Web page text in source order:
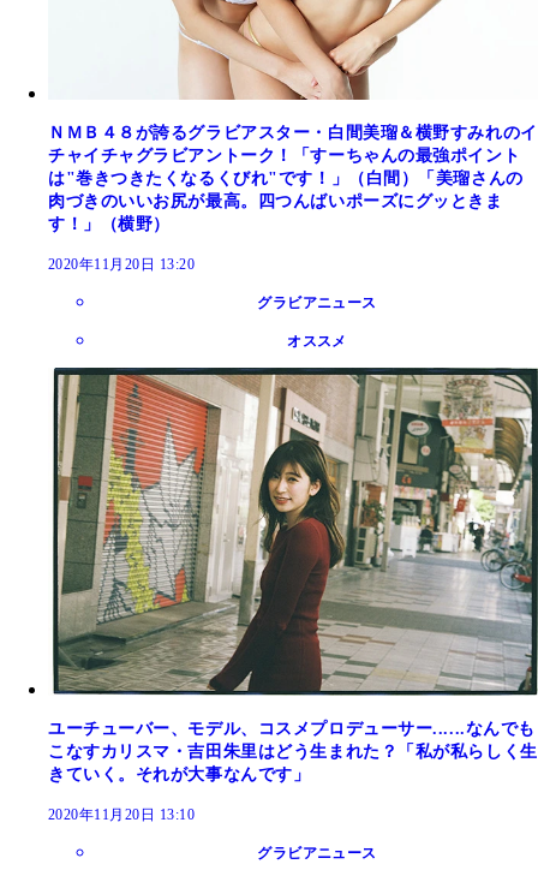
ＮＭＢ４８が誇るグラビアスター・白間美瑠＆横野すみれのイ
チャイチャグラビアントーク！「すーちゃんの最強ポイント
は"巻きつきたくなるくびれ"です！」（白間）「美瑠さんの
肉づきのいいお尻が最高。四つんばいポーズにグッときま
す！」（横野）
2020年11月20日 13:20
グラビアニュース
オススメ
ユーチューバー、モデル、コスメプロデューサー......なんでも
こなすカリスマ・吉田朱里はどう生まれた？「私が私らしく生
きていく。それが大事なんです」
2020年11月20日 13:10
グラビアニュース